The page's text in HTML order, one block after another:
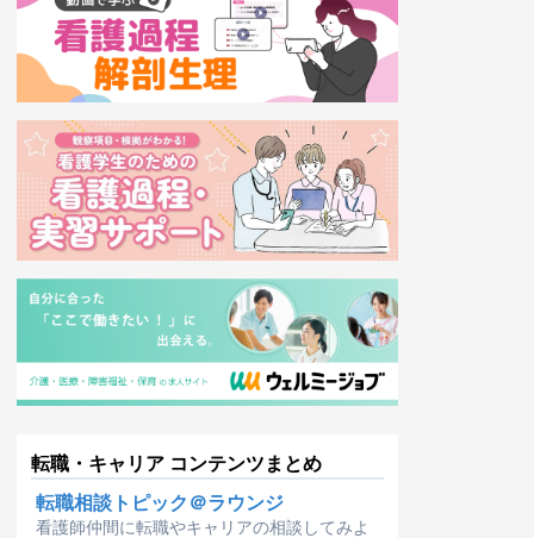
転職・キャリア コンテンツまとめ
転職相談トピック＠ラウンジ
看護師仲間に転職やキャリアの相談してみよ